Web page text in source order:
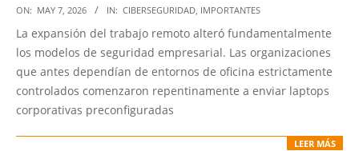
2026-
05-
07
ON: MAY 7, 2026 IN: CIBERSEGURIDAD, IMPORTANTES
La expansión del trabajo remoto alteró fundamentalmente
los modelos de seguridad empresarial. Las organizaciones
que antes dependían de entornos de oficina estrictamente
controlados comenzaron repentinamente a enviar laptops
corporativas preconfiguradas
LEER MÁS